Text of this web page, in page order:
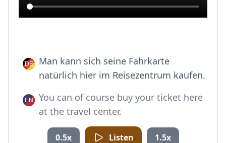
Man kann sich seine Fahrkarte
natürlich hier im Reisezentrum kaufen.
You can of course buy your ticket here
at the travel center.
0.5x Listen 1.5x